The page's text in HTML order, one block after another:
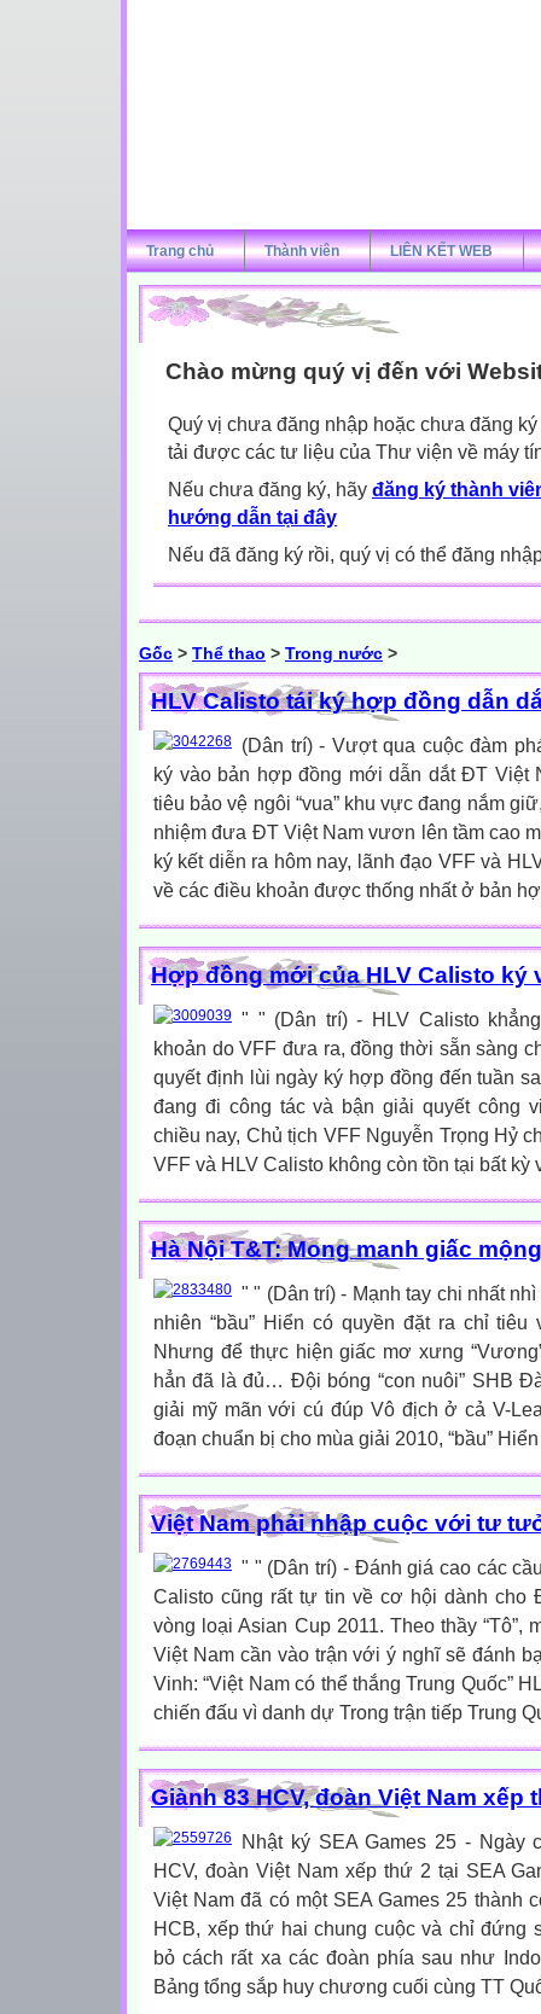
Trang chủ Thành viên LIÊN KẾT WEB
Chào mừng quý vị đến với
Quý vị chưa đăng nhập hoặc chưa đăng
tải được các tư liệu của Thư viện về máy
Nếu chưa đăng ký, hãy đăng ký thành
hướng dẫn tại đây
Nếu đã đăng ký rồi, quý vị có thể đăng
Gốc > Thể thao > Trong nước >
HLV Calisto tái ký hợp đồng dẫn
(Dân trí) - Vượt qua cuộc đàm
ký vào bản hợp đồng mới dẫn dắt ĐT Việt
tiêu bảo vệ ngôi “vua” khu vực đang nắm
nhiệm đưa ĐT Việt Nam vươn lên tầm cao
ký kết diễn ra hôm nay, lãnh đạo VFF và
về các điều khoản được thống nhất ở bản
Hợp đồng mới của HLV Calisto ký
" " (Dân trí) - HLV Calisto
khoản do VFF đưa ra, đồng thời sẵn sàng
quyết định lùi ngày ký hợp đồng đến tuần
đang đi công tác và bận giải quyết công
chiều nay, Chủ tịch VFF Nguyễn Trọng Hỷ
VFF và HLV Calisto không còn tồn tại bất kỳ
Hà Nội T&T: Mong manh giấc
" " (Dân trí) - Mạnh tay chi nhất
nhiên “bầu” Hiển có quyền đặt ra chỉ
Nhưng để thực hiện giấc mơ xưng
hẳn đã là đủ… Đội bóng “con nuôi” SHB
giải mỹ mãn với cú đúp Vô địch ở cả V-
đoạn chuẩn bị cho mùa giải 2010, “bầu”
Việt Nam phải nhập cuộc với tư
" " (Dân trí) - Đánh giá cao các
Calisto cũng rất tự tin về cơ hội dành cho
vòng loại Asian Cup 2011. Theo thầy “Tô”,
Việt Nam cần vào trận với ý nghĩ sẽ đánh
Vinh: “Việt Nam có thể thắng Trung Quốc”
chiến đấu vì danh dự Trong trận tiếp Trung
Giành 83 HCV, đoàn Việt Nam xếp
Nhật ký SEA Games 25 - Ngày
HCV, đoàn Việt Nam xếp thứ 2 tại SEA
Việt Nam đã có một SEA Games 25 thành
HCB, xếp thứ hai chung cuộc và chỉ đứng
bỏ cách rất xa các đoàn phía sau như
Bảng tổng sắp huy chương cuối cùng TT